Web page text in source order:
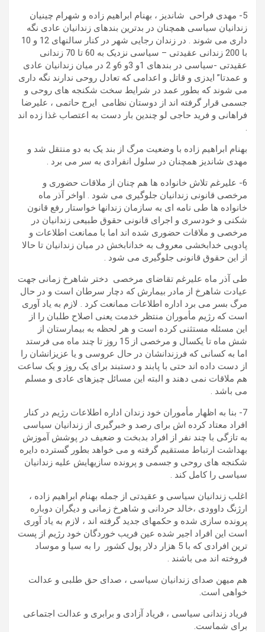
5- مهدی فراحی شاندیز ، بهنام ابراهیم زاده و شهرام چینیان
زندانیان سیاسی همچنان در بدترین بندهای زندانیان عادی نگه
داری می شوند . در زندان رجایی شهر در کنار سالنهای 12 و 10
با 200 زندانی عقیدتی – سیاسی نزدیک به 60 تا 70 زندانی
عقیدتی -سیاسی در بندهای 1و 3و 6و 2 در میان زندانیان عادی
و عمدتا” ایدزی و قاتل و اعدامی که تعادل روحی ندارند نگه داری
می شوند که بطور عمد در شرایط سخت شکنجه های روحی و
جسمی قرار گرفته اند از دوستان نظامی ایرج حاتمی ، علیرضا
فراهانی و فرید حاجی لو چندین بار دست به اعتصاب غذا زده اند
بهنام ابراهیم زاده با وضعیت مرگ از بند یک به دو منتقل شد و
مهدی شاندیز همچنان در سلول انفرادی به سر می برد .
6- علیرغم تلاش خانواده ها هم چنان از ملاقات حضوری و
مرخصی قانونی زندانیان جلوگیری می شود . اواخر آذر ماه
خانواده ها طی نامه ای به سازمان زندانها خواستار رفع قانون
شکنی و خودسری و اجرای قانونی حقوق طبیعی زندانیان در
مرخصی و ملاقات حضوری شده اند اما با ممانعت اطلاعات و
پادویی خدابخشی معروف به خدانابخش در میان زندانیان تا حالا
از این حقوق قانونی جلوگیری می شود .
طی آذر ماه علیرغم تقاضای مرخصی دختر شاهرخ زمانی جهت
عیادت شاهرخ از مادر بیمارش که دچار سرطان است و در حال
مرگ بسر می برد اداره اطلاعات ممانعت کرد . لازم به یاد آوری
است که رژیم مأموران منتظر خدمت یعنی اصلاح طلبان را از
این مسئله مستثنی کرده است و هر لحظه به بیمارستان از
شش ماه تا یکسال و مرخصی از 15 روز تا چند ماه می فرستد
اما به کسانی که فرزندانشان در حال عروسی و یا عزیزانشان را
از دست داده اند حتی با پابند و دستبند برای یک روز و یک ساعت
هم ملاقات نمی دهند و البته این مسائل چیزهای عادی و مسلم
می باشد .
7- بنا به اظهار مأموران خود زندان اداره اطلاعات رژیم در کنار
افراد معتاد کرده اش برای رصد و خبرگیری از زندانیان سیاسی
به تازگی با چند نفر از افراد بدبخت و ضعیف در پوشش آموزش
بهداشت ارتباط مستقیم گرفته و می خواهد بطور گسترده دایره
شکنجه های روحی و جسمی و پرونده سازیهایش علیه زندانیان
سیاسی را کامل کند .
اغلب زندانیان سیاسی و عقیدتی از جمله بهنام ابراهیم زاده ،
ارژنگ داوودی ،خالد حردانی و شاهرخ زمانی و دیگران دوباره
پرونده سازی شده و حکمهای جدید گرفته اند ، لازم به یاد آوری
است این افراد اجیر شده عین فریب خوردگان خود رژیم از پست
ترین افرادی که با 5 هزار دلار پول کشور را به سیا و موساد
فروخته اند می باشند .
هم میهن صدای زندانیان سیاسی ، صدای حق طلبی و عدالت
خواهی است.
فریاد زندانی سیاسی ، فریاد آزادی و برابری و عدالت اجتماعی
برای شماست.